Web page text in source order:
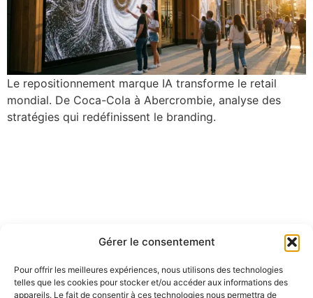
Gérer le consentement
Pour offrir les meilleures expériences, nous utilisons des technologies
telles que les cookies pour stocker et/ou accéder aux informations des
appareils. Le fait de consentir à ces technologies nous permettra de
Le repositionnement marque IA transforme le retail
mondial. De Coca-Cola à Abercrombie, analyse des
stratégies qui redéfinissent le branding.